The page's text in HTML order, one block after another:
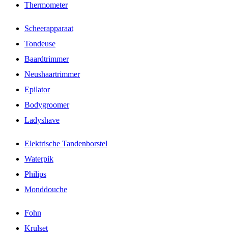
Thermometer
Scheerapparaat
Tondeuse
Baardtrimmer
Neushaartrimmer
Epilator
Bodygroomer
Ladyshave
Elektrische Tandenborstel
Waterpik
Philips
Monddouche
Fohn
Krulset